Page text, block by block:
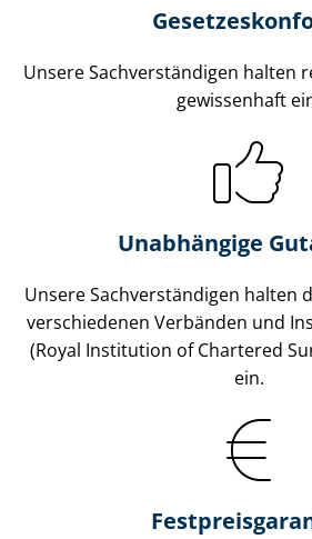
Unsere Sach­ver­stän­di­gen halten
gewissenhaft
Unabhängige
Unsere Sach­ver­stän­di­gen halten
verschiedenen Verbänden und
(Royal Institution of Chartered
ein.